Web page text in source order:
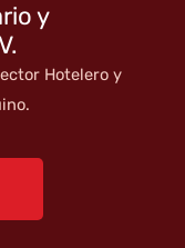
y
Hotelero y